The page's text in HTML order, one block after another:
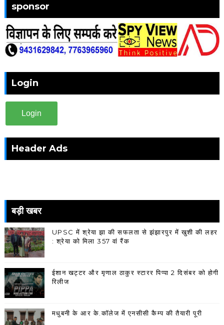
sponsor
Login
Login
Header Ads
बड़ी खबर
UPSC में श्रेया झा की सफलता से झंझारपुर में खुशी की लहर
: श्रेया को मिला 357 वां रैंक
ईशान खट्टर और मृणाल ठाकुर स्टारर पिप्पा 2 दिसंबर को होगी
रिलीज
मधुबनी के आर के.कॉलेज में एनसीसी कैम्प की तैयारी पूरी